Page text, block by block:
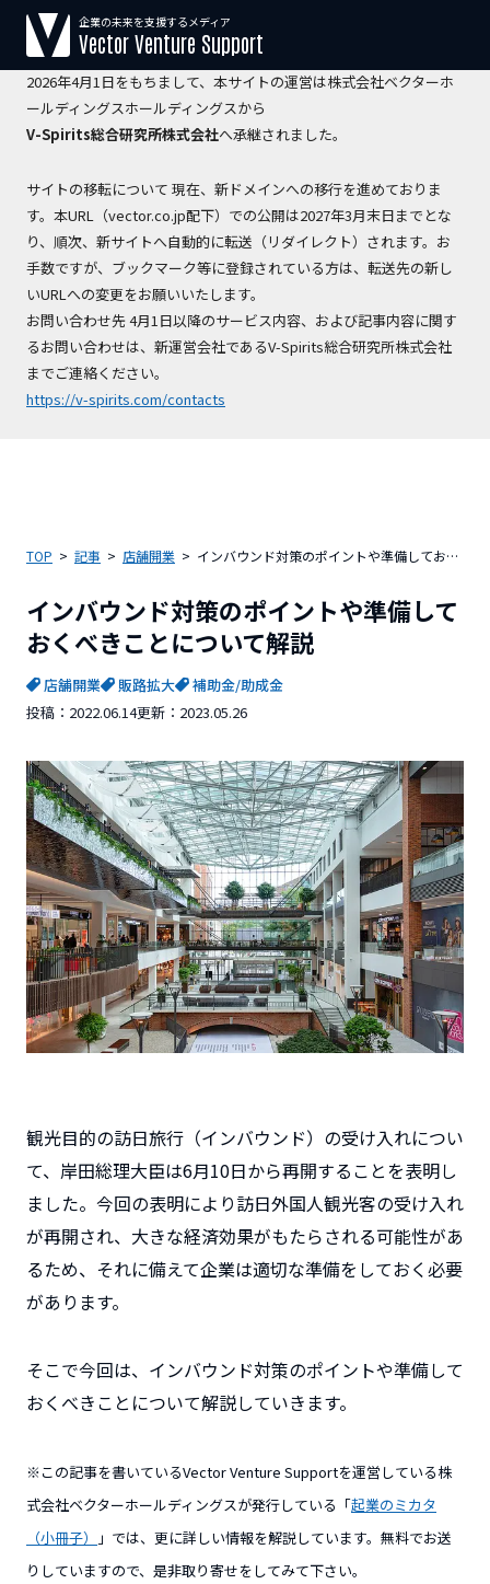
【運営会社変更のお知らせ】
2026年4月1日をもちまして、本サイトの運営は株式会社ベクターホ
ールディングスホールディングスから
V-Spirits総合研究所株式会社へ承継されました。
サイトの移転について 現在、新ドメインへの移行を進めておりま
す。本URL（vector.co.jp配下）での公開は2027年3月末日までとな
り、順次、新サイトへ自動的に転送（リダイレクト）されます。お
手数ですが、ブックマーク等に登録されている方は、転送先の新し
いURLへの変更をお願いいたします。
お問い合わせ先 4月1日以降のサービス内容、および記事内容に関す
るお問い合わせは、新運営会社であるV-Spirits総合研究所株式会社
までご連絡ください。
https://v-spirits.com/contacts
企業の未来を支援するメディア
Vector Venture Support
TOP 記事 店舗開業 インバウンド対策のポイントや準備しておくべきことについて解説
インバウンド対策のポイントや準備して
おくべきことについて解説
店舗開業 販路拡大
補助金/助成金
投稿： 2022.06.14更新： 2023.05.26
観光目的の訪日旅行（インバウンド）の受け入れについ
て、岸田総理大臣は6月10日から再開することを表明し
ました。今回の表明により訪日外国人観光客の受け入れ
が再開され、大きな経済効果がもたらされる可能性があ
るため、それに備えて企業は適切な準備をしておく必要
があります。
そこで今回は、インバウンド対策のポイントや準備して
おくべきことについて解説していきます。
※この記事を書いているVector Venture Supportを運営している株
式会社ベクターホールディングスが発行している「起業のミカタ
（小冊子）
」では、更に詳しい情報を解説しています。無料でお送
りしていますので、是非取り寄せをしてみて下さい。